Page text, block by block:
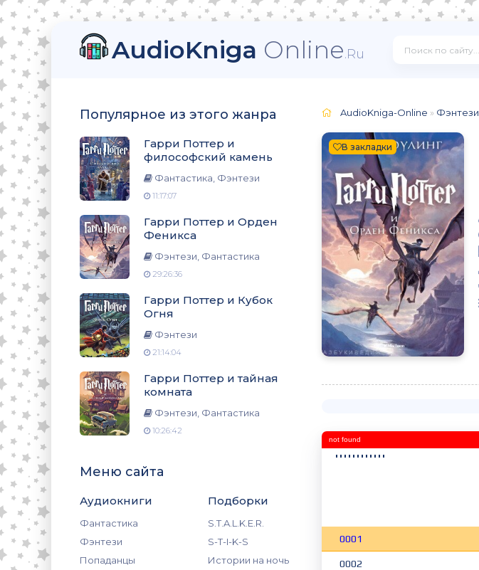
AudioKniga Online.Ru
Популярное из этого жанра
Гарри Поттер и
философский камень
Фантастика, Фэнтези
11:17:07
Гарри Поттер и Орден
Феникса
Фэнтези, Фантастика
29:26:36
Гарри Поттер и Кубок
Огня
Фэнтези
21:14:04
Гарри Поттер и тайная
комната
Фэнтези, Фантастика
10:26:42
Меню сайта
Аудиокниги
Фантастика
Фэнтези
Попаданцы
Подборки
S.T.A.L.K.E.R.
S-T-I-K-S
Истории на ночь
AudioKniga-Online » Фэнтези
В закладки
0001
0002
not found
камень